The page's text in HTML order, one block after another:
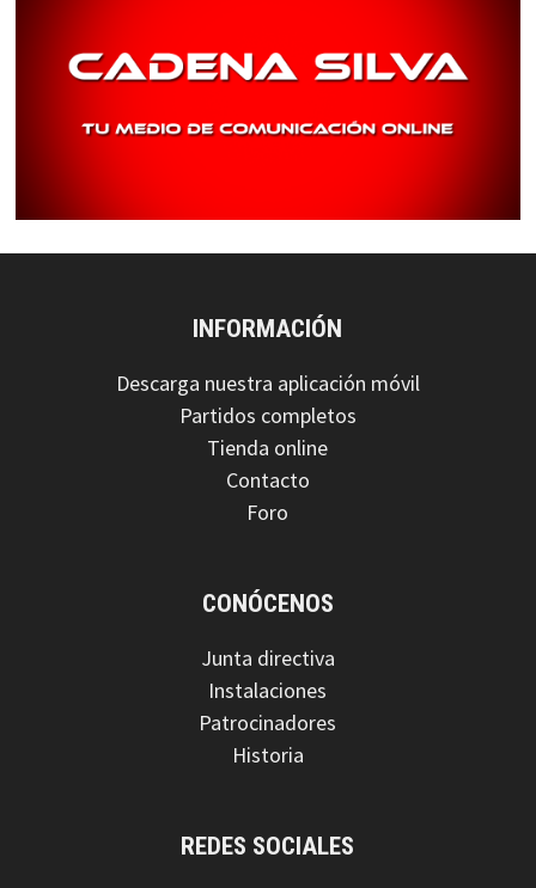
INFORMACIÓN
Descarga nuestra aplicación móvil
Partidos completos
Tienda online
Contacto
Foro
CONÓCENOS
Junta directiva
Instalaciones
Patrocinadores
Historia
REDES SOCIALES